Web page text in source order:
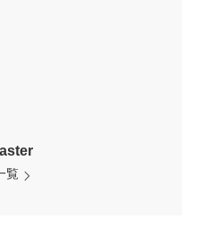
覧